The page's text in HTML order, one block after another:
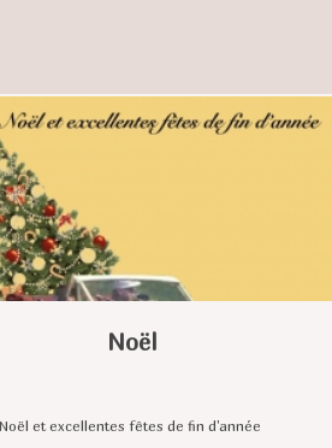
Noël
et excellentes fêtes de fin d'année